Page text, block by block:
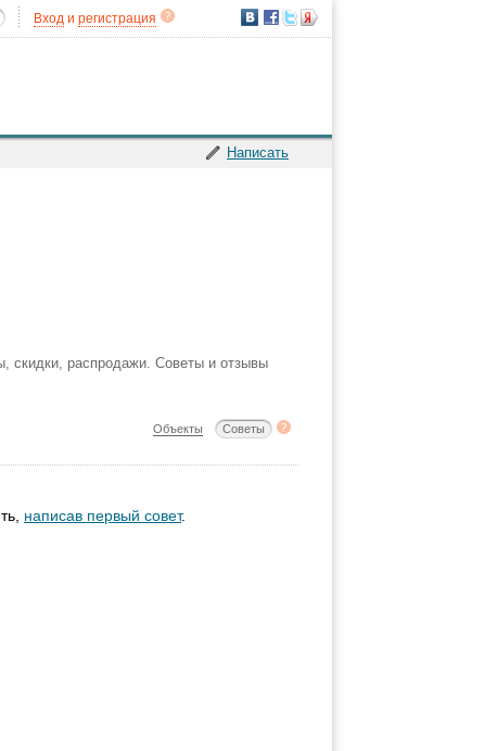
Вход и регистрация
Написать
скидки, распродажи. Советы и отзывы
Объекты Советы
написав первый совет.